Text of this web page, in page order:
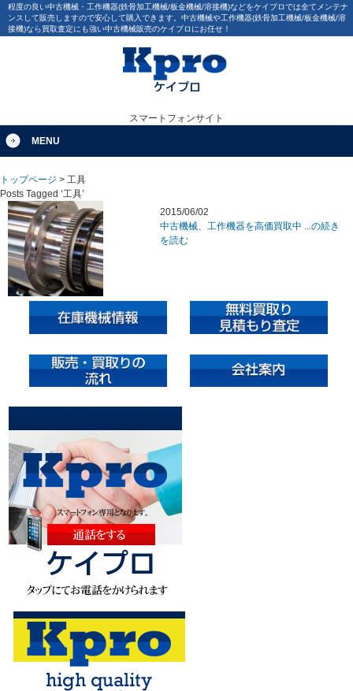
程度の良い中古機械・工作機器(鉄骨加工機械/板金機械/溶接機)などをケイプロでは全てメンテナ
ンスして販売しますので安心して購入できます。中古機械や工作機器(鉄骨加工機械/板金機械/溶
接機)なら買取査定にも強い中古機械販売のケイプロにお任せ！
スマートフォンサイト
MENU
トップページ > 工具
Posts Tagged ‘工具’
2015/06/02
中古機械、工作機器を高価買取中 ...の続き
を読む